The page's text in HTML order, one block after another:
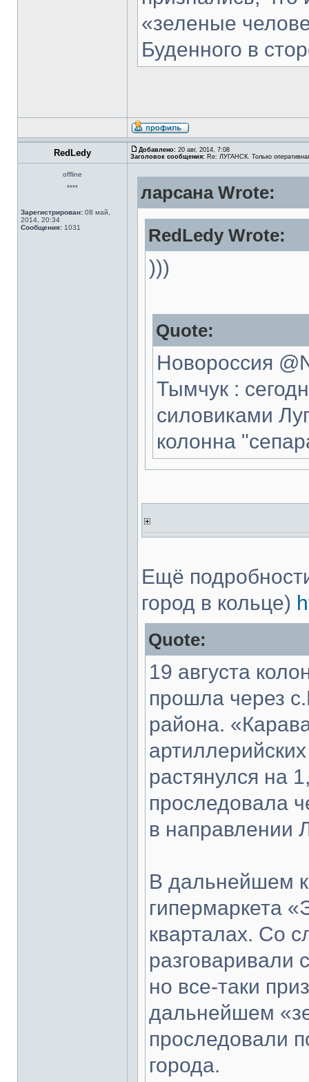
«зеленые
Буденного в
RedLedy Добавлено: 20 авг, 2014, 7:08
Заголовок сообщения: Re: ЛУГАНСК. Только
offline
****
Зарегистрирован: 08 май,
2014, 20:34
Сообщения: 1031
ларсана Wrote:
RedLedy Wrote:
)))
Quote:
Новороссия
Тымчук :
силовиками
колонна
Ещё
город в кольце)
Quote:
19 августа
прошла через
района.
растянулся на
проследовала
в направлении
В дальнейшем
гипермаркета
кварталах. Со
разговаривали
но все-таки
дальнейшем
проследовали
города.